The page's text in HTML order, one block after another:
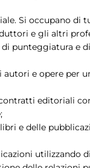
Si occupano di
e gli altri
punteggiatura e
e opere per
editoriali
e delle
utilizzando